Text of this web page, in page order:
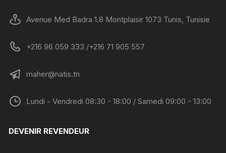
Avenue Med Badra 1.8 Montplaisir 1073 Tunis, Tunisie
+216 96 059 333 /+216 71 905 557
maher@natis.tn
Lundi - Vendredi 08:30 - 18:00 / Samedi 09:00 - 13:00
DEVENIR REVENDEUR